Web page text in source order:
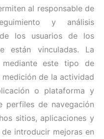
al responsable de
y análisis
los usuarios de los
vinculadas. La
mediante este tipo de
de la actividad
o plataforma y
perfiles de navegación
sitios, aplicaciones y
introducir mejoras en